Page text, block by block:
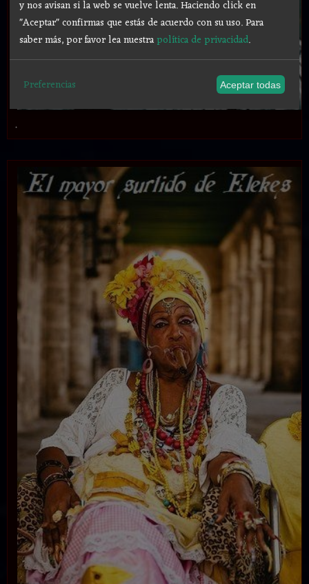
.
y nos avisan si la web se vuelve lenta. Haciendo click en
"Aceptar" confirmas que estás de acuerdo con su uso.Para
saber más, por favor lea nuestrapolítica de privacidad.
Preferencias Aceptar todas